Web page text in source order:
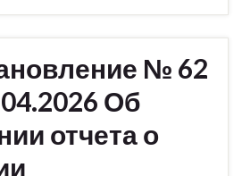
№ 62
Об
отчета о